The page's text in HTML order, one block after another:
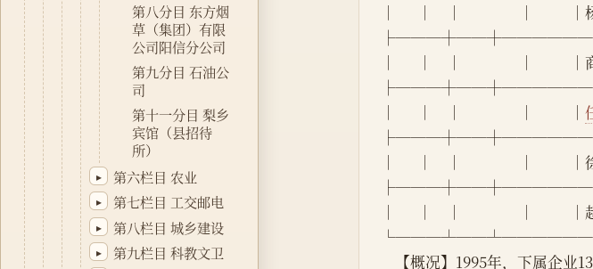
第八分目 东方烟
草（集团）有限
公司阳信分公司
第九分目 石油公
司
第十一分目 梨乡
宾馆（县招待
所）
▸ 第六栏目 农业
▸ 第七栏目 工交邮电
▸ 第八栏目 城乡建设
▸ 第九栏目 科教文卫
│      │    │                │
│      │    │                │          │
│      │    │                │          │
│      │    │                │
│      │    │                │
【概况】1995年，下属企